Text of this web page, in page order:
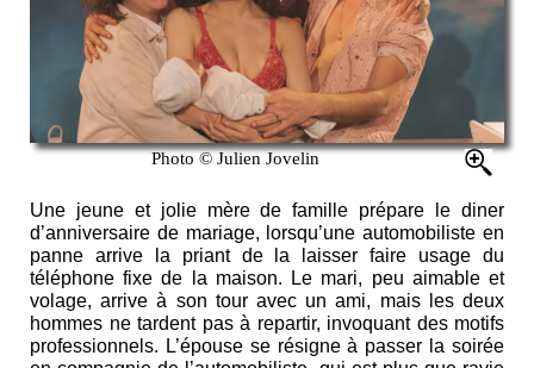
Photo © Julien Jovelin
Une jeune et jolie mère de famille prépare le diner
d’anniversaire de mariage, lorsqu’une automobiliste en
panne arrive la priant de la laisser faire usage du
téléphone fixe de la maison. Le mari, peu aimable et
volage, arrive à son tour avec un ami, mais les deux
hommes ne tardent pas à repartir, invoquant des motifs
professionnels. L’épouse se résigne à passer la soirée